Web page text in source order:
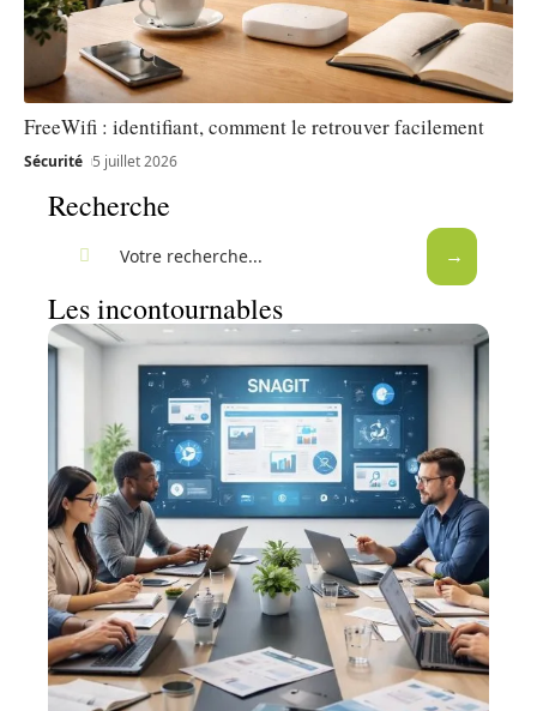
FreeWifi : identifiant, comment le retrouver facilement
Sécurité 5 juillet 2026
Recherche
Les incontournables